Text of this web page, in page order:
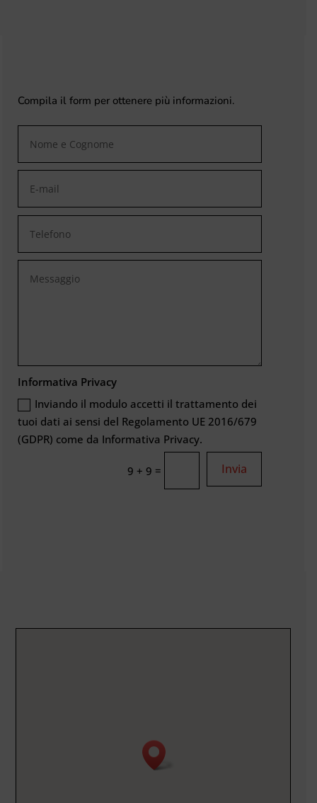
Compila il form per ottenere più informazioni.
Informativa Privacy
Inviando il modulo accetti il trattamento dei
tuoi dati ai sensi del Regolamento UE 2016/679
(GDPR) come da Informativa Privacy.
9 + 9 = Invia